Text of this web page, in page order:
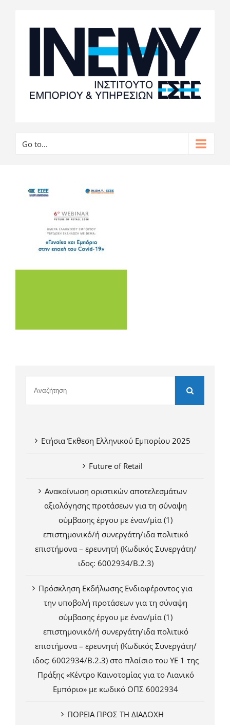
Go to...
Ετήσια Έκθεση Ελληνικού Εμπορίου 2025
Future of Retail
Ανακοίνωση οριστικών αποτελεσμάτων
αξιολόγησης προτάσεων για τη σύναψη
σύμβασης έργου με έναν/μία (1)
επιστημονικό/ή συνεργάτη/ιδα πολιτικό
επιστήμονα – ερευνητή (Κωδικός Συνεργάτη/
ιδος: 6002934/Β.2.3)
Πρόσκληση Εκδήλωσης Ενδιαφέροντος για
την υποβολή προτάσεων για τη σύναψη
σύμβασης έργου με έναν/μία (1)
επιστημονικό/ή συνεργάτη/ιδα πολιτικό
επιστήμονα – ερευνητή (Κωδικός Συνεργάτη/
ιδος: 6002934/Β.2.3) στο πλαίσιο του ΥΕ 1 της
Πράξης «Κέντρο Καινοτομίας για το Λιανικό
Εμπόριο» με κωδικό ΟΠΣ 6002934
ΠΟΡΕΙΑ ΠΡΟΣ ΤΗ ΔΙΑΔΟΧΗ